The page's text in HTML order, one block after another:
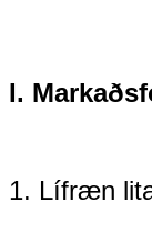
I.
1. Lífræn